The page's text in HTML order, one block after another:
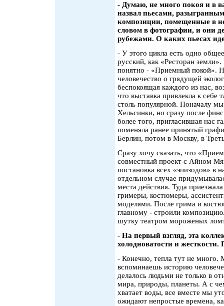
- Думаю, не много покоя и в
назвал пьесами,
композиции, помещенные в
словом в фотографии, и они
рубежами. О каких пьесах
- У этого цикла есть одно
русский, как «Ресторан
понятно - «Приемный покой».
человечество о грядущей
беспокоящая каждого из нас,
что выставка привлекла к себе
столь популярной. Поначалу мы
Хельсинки, но сразу после
более того, пригласившая нас
поменяла ранее принятый
Берлин, потом в Москву, в
Сразу хочу сказать, что
совместный проект с Айном
постановка всех «эпизодов» в
отдельном случае
места действия. Туда
гримеры, костюмеры,
моделями. После грима и
главному - строили
шутку театром мороженых
- На первый взгляд, эта
холодноватости и
- Конечно, тепла тут не
вспоминаешь историю
делалось людьми не только в
мира, природы, планеты. А с
хватает воды, все вместе мы
ожидают непростые времена,